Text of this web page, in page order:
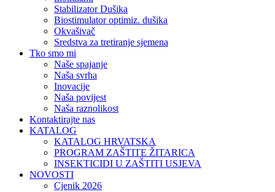
Stabilizator Dušika
Biostimulator optimiz. dušika
Okvašivač
Sredstva za tretiranje sjemena
Tko smo mi
Naše spajanje
Naša svrha
Inovacije
Naša povijest
Naša raznolikost
Kontaktirajte nas
KATALOG
KATALOG HRVATSKA
PROGRAM ZAŠTITE ŽITARICA
INSEKTICIDI U ZAŠTITI USJEVA
NOVOSTI
Cjenik 2026